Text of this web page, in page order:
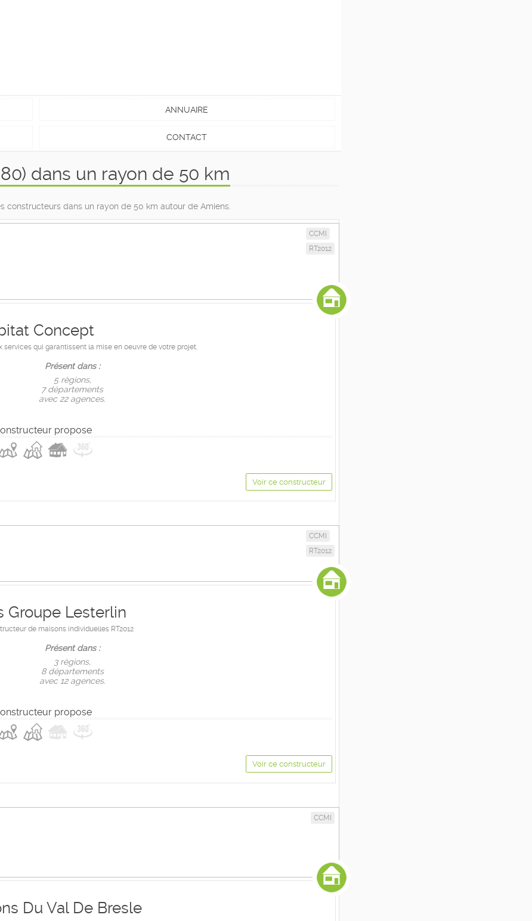
ANNUAIRE
CONTACT
dans un rayon de 50 km
constructeurs dans un rayon de 50 km autour de Amiens.
CCMI
RT2012
Concept
services qui garantissent la mise en oeuvre de votre projet.
Présent dans :
5 règions,
7 départements
avec 22 agences.
propose
Voir ce constructeur
CCMI
RT2012
Groupe Lesterlin
de maisons individuelles RT2012
Présent dans :
3 règions,
8 départements
avec 12 agences.
propose
Voir ce constructeur
CCMI
Du Val De Bresle